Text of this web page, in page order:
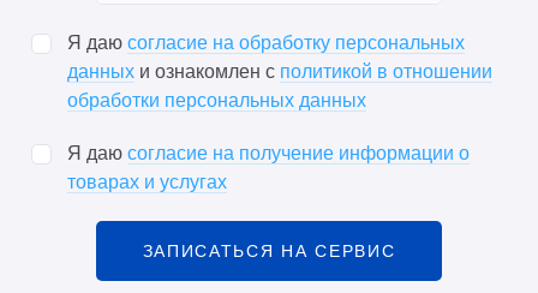
Я даю согласие на обработку персональных
данных и ознакомлен с политикой в отношении
обработки персональных данных
Я даю согласие на получение информации о
товарах и услугах
ЗАПИСАТЬСЯ НА СЕРВИС